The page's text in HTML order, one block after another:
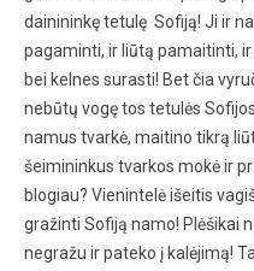
dainininkę tetulę Sofiją! Ji ir
pagaminti, ir liūtą pamaitinti,
bei kelnes surasti! Bet čia
nebūtų vogę tos tetulės
namus tvarkė, maitino tikrą
šeimininkus tvarkos mokė ir
blogiau? Vienintelė išeitis
gražinti Sofiją namo! Plėšikai
negražu ir pateko į kalėjimą!